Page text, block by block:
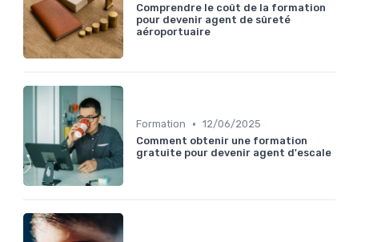
Comprendre le coût de la formation
pour devenir agent de sûreté
aéroportuaire
Formation • 12/06/2025
Comment obtenir une formation
gratuite pour devenir agent d'escale